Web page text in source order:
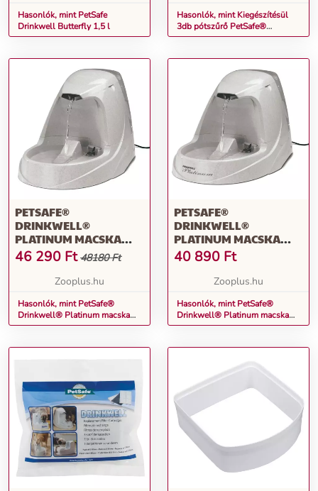
Hasonlók, mint PetSafe
Drinkwell Butterfly 1,5 l
Hasonlók, mint Kiegészítésül
3db pótszűrő PetSafe®
Drinkwell® Platinum macska
macskáknak
PETSAFE®
DRINKWELL®
PLATINUM MACSKA
ITATÓKÚTHOZ
KUTYÁKNAK
MACSKÁKNAK+PÓTSZŰRŐ
46 290 Ft 48180 Ft
Zooplus.hu
Hasonlók, mint PetSafe®
Drinkwell® Platinum macska
itatókúthoz kutyáknak
PETSAFE®
DRINKWELL®
PLATINUM MACSKA
ITATÓKÚT
MACSKÁKNAK,
KUTYÁKNAK, 5L
40 890 Ft
Zooplus.hu
Hasonlók, mint PetSafe®
Drinkwell® Platinum macska
itatókút macskáknak, kutyáknak,